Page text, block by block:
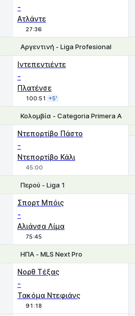
-
Ατλάντε
27:36
Αργεντινή - Liga Profesional
Ιντεπεντιέντε
-
Πλατένσε
100:51 +5'
Κολομβία - Categoria Primera A
Ντεπορτίβο Πάστο
-
Ντεπορτίβο Κάλι
45:00
Περού - Liga 1
Σπορτ Μπόις
-
Αλιάνσα Λίμα
75:45
ΗΠΑ - MLS Next Pro
Νορθ Τέξας
-
Τακόμα Ντεφιάνς
91:18